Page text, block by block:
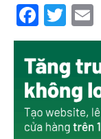
F
a
c
e
b
o
T
w
itt
er